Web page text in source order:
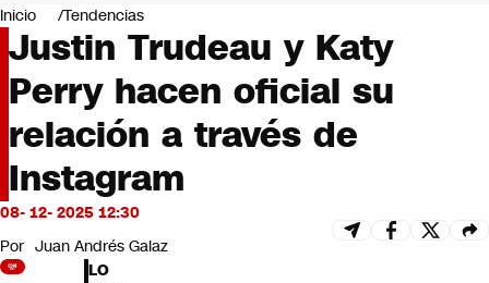
Negocios
Deportes
Programas completos
Cultura
Servicios
Bits
CNN tiempo
Futuro 360
Inicio Tendencias
Justin Trudeau y Katy
Perry hacen oficial su
relación a través de
Instagram
08- 12- 2025 12:30
Por Juan Andrés Galaz
LO